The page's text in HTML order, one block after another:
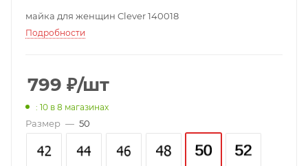
майка для женщин Clever 140018
Подробности
799 ₽/шт
: 10 в 8 магазинах
Размер — 50